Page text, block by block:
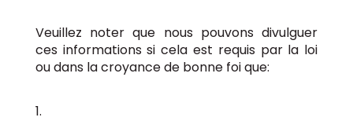
Veuillez noter que nous pouvons divulguer
ces informations si cela est requis par la loi
ou dans la croyance de bonne foi que: